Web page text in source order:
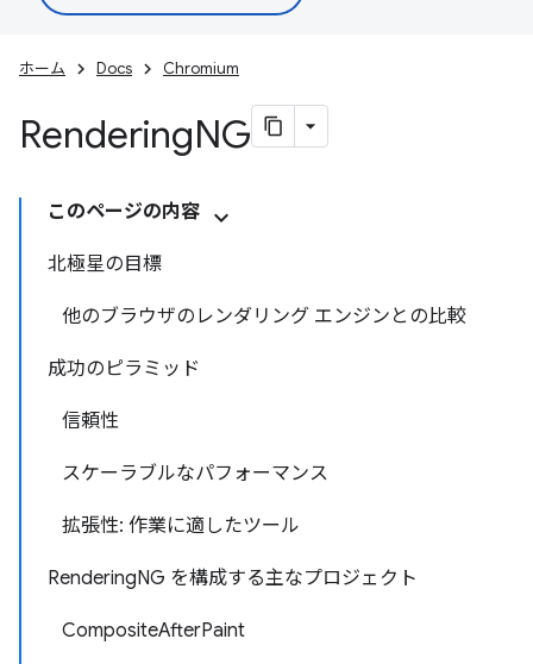
ホーム Docs Chromium
RenderingNG
このページの内容
北極星の目標
他のブラウザのレンダリング エンジンとの比較
成功のピラミッド
信頼性
スケーラブルなパフォーマンス
拡張性: 作業に適したツール
RenderingNG を構成する主なプロジェクト
CompositeAfterPaint